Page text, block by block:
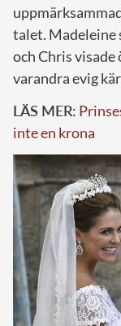
talet. Madeleine
och Chris
varandra evig
LÄS MER:
inte en krona